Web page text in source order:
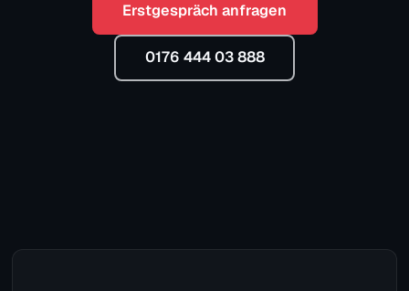
Erstgespräch anfragen
0176 444 03 888